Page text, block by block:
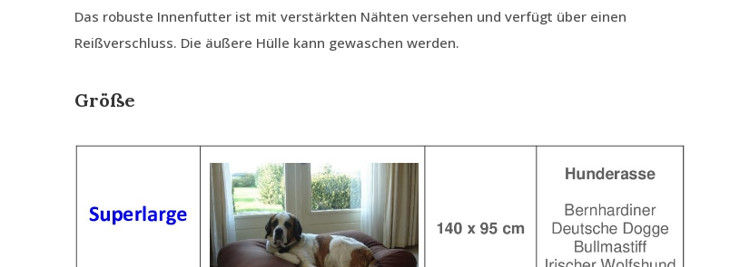
Das robuste Innenfutter ist mit verstärkten Nähten versehen und verfügt über einen
Reißverschluss. Die äußere Hülle kann gewaschen werden.
Größe